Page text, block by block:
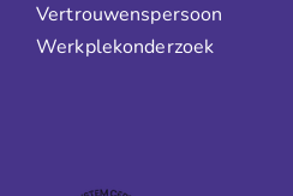
Vertrouwenspersoon
Werkplekonderzoek